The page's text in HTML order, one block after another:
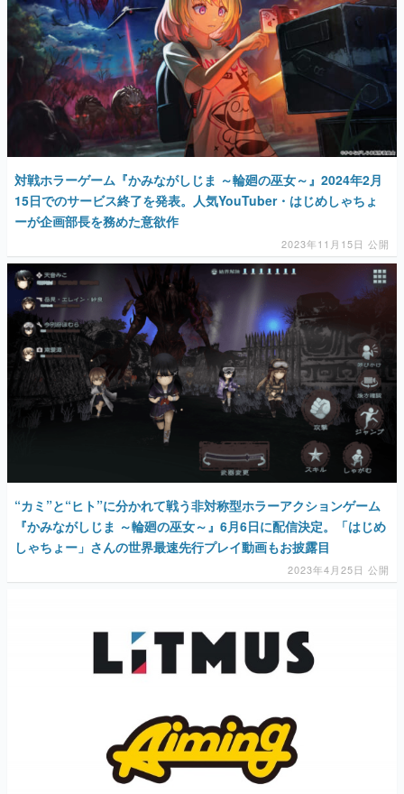
対戦ホラーゲーム『かみながしじま ～輪廻の巫女～』2024年2月
15日でのサービス終了を発表。人気YouTuber・はじめしゃちょ
ーが企画部長を務めた意欲作
2023年11月15日 公開
“カミ”と“ヒト”に分かれて戦う非対称型ホラーアクションゲーム
『かみながしじま ～輪廻の巫女～』6月6日に配信決定。「はじめ
しゃちょー」さんの世界最速先行プレイ動画もお披露目
2023年4月25日 公開